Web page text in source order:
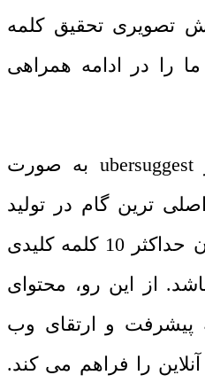
تصویری تحقیق کلمه
را در ادامه همراهی
ubersuggest به صورت
ترین گام در تولید
محتوای متنی، پیدا کردن حداکثر 10 کلمه کلیدی
از این رو، محتوای
پیشرفت و ارتقای وب
را فراهم می کند.